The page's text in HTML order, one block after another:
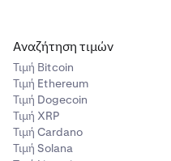
Αναζήτηση τιμών
Τιμή Βitcoin
Τιμή Ethereum
Τιμή Dogecoin
Τιμή XRP
Τιμή Cardano
Τιμή Solana